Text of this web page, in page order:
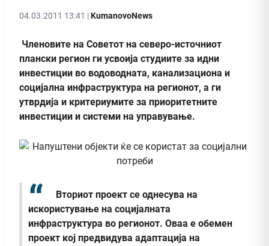
04.03.2011 13:41 |KumanovoNews
Членовите на Советот на северо-источниот
плански регион ги усвоија студиите за идни
инвестиции во водоводната, канализациона и
социјална инфраструктура на регионот, а ги
утврдија и критериумите за приоритетните
инвестиции и системи на управување.
Вториот проект се однесува на
искористување на социјалната
инфраструктура во регионот. Оваа е обемен
проект кој предвидува адаптација на